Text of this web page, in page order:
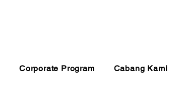
Corporate Program Cabang Kami